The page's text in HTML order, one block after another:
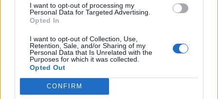
I want to opt-out of processing my
Personal Data for Targeted Advertising.
Opted In
I want to opt-out of Collection, Use,
Retention, Sale, and/or Sharing of my
Personal Data that Is Unrelated with the
Purposes for which it was collected.
Opted Out
CONFIRM
27/08/2011
Piazza Affari maglia nera
27/08/2011